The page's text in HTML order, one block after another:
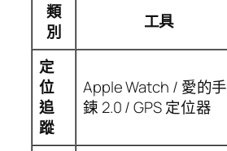
類
別
工具
定
位
追
蹤
Apple Watch / 愛的手
鍊 2.0 / GPS 定位器